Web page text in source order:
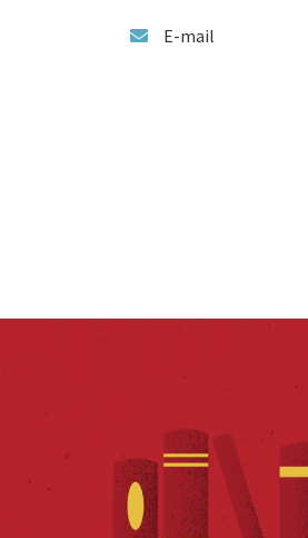
E-mail